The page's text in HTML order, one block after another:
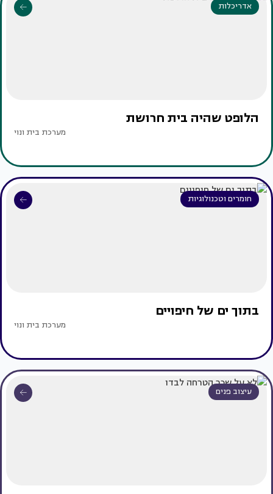
אדריכלות
הלופט שהיה בית חרושת
מערכת בית ונוי
חומרים וטכנולוגיות
בתוך ים של חיפויים
מערכת בית ונוי
עיצוב פנים